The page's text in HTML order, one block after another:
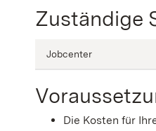
Zuständige
Jobcenter
Die Kosten für